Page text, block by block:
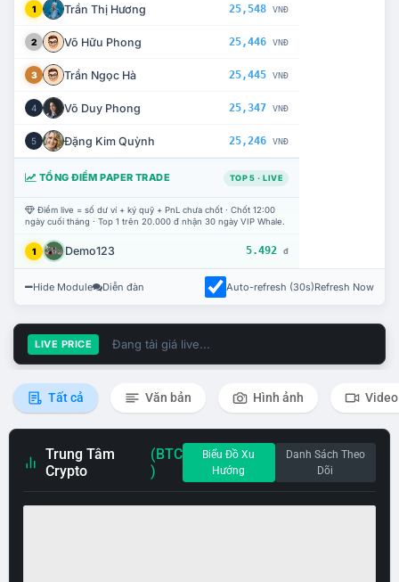
1 Trần Thị Hương 25,548 VNĐ
2 Võ Hữu Phong 25,446 VNĐ
3 Trần Ngọc Hà 25,445 VNĐ
4 Võ Duy Phong 25,347 VNĐ
5 Đặng Kim Quỳnh 25,246 VNĐ
TỔNG ĐIỂM PAPER TRADE TOP 5 · LIVE
Điểm live = số dư ví + ký quỹ + PnL chưa chốt · Chốt 12:00
ngày cuối tháng · Top 1 trên 20.000 đ nhận 30 ngày VIP Whale.
1 Demo123 5.492 đ
Hide Module Diễn đàn Auto-refresh (30s)Refresh Now
LIVE PRICE Đang tải giá live...
Tất cả Văn bản Hình ảnh Video
Trung Tâm
Crypto
(BTC
)
Biểu Đồ Xu
Hướng
Danh Sách Theo
Dõi